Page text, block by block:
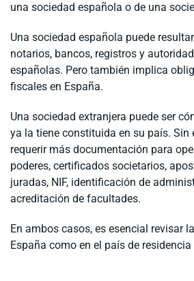
una sociedad española o de una
Una sociedad española puede
notarios, bancos, registros y
españolas. Pero también implica
fiscales en España.
Una sociedad extranjera puede ser
ya la tiene constituida en su país. Sin
requerir más documentación para
poderes, certificados societarios,
juradas, NIF, identificación de
acreditación de facultades.
En ambos casos, es esencial revisar
España como en el país de